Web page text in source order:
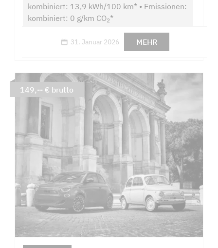
kombiniert: 13,9 kWh/100 km* • Emissionen:
kombiniert: 0 g/km CO2*
31. Januar 2026 MEHR
149,-- € brutto